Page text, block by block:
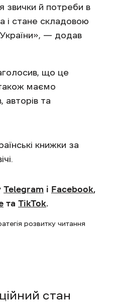
звички й потреби в
а і стане складовою
України», — додав
що це
маємо
авторів та
книжки за
Telegram і Facebook,
та TikTok.
розвитку читання
стан